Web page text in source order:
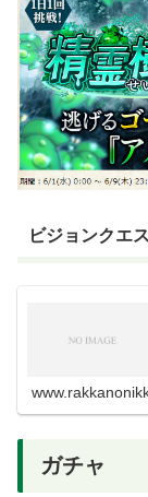
ビジョンクエ
ガチャ